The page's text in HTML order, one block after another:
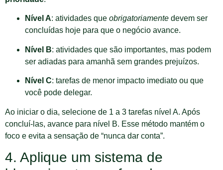
Nível A: atividades que obrigatoriamente devem ser
concluídas hoje para que o negócio avance.
Nível B: atividades que são importantes, mas podem
ser adiadas para amanhã sem grandes prejuízos.
Nível C: tarefas de menor impacto imediato ou que
você pode delegar.
Ao iniciar o dia, selecione de 1 a 3 tarefas nível A. Após
concluí-las, avance para nível B. Esse método mantém o
foco e evita a sensação de “nunca dar conta”.
4. Aplique um sistema de